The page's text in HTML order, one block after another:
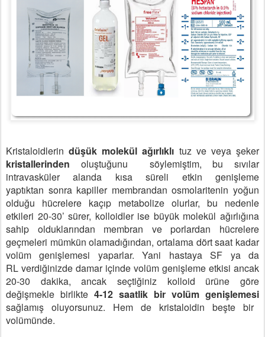
Kristaloidlerindüşük molekül ağırlıklı tuz ve veya şeker
kristallerinden oluştuğunu
söylemiştim, bu sıvılar
intravasküler alanda kısa süreli etkin genişleme
yaptıktan sonra kapiller membrandan osmolaritenin yoğun
olduğu hücrelere kaçıp metabolize olurlar, bu nedenle
etkileri 20-30’ sürer, kolloidler ise büyük molekül ağırlığına
sahip olduklarından membran ve porlardan hücrelere
geçmeleri mümkün olamadığından, ortalama dört saat kadar
volüm genişlemesi yaparlar. Yani hastaya SF ya da
RL verdiğinizde damar içinde volüm genişleme etkisi ancak
20-30 dakika, ancak seçtiğiniz kolloid ürüne göre
değişmekle birlikte 4-12 saatlik bir volüm genişlemesi
sağlamış oluyorsunuz. Hem de kristaloidin beşte bir
volümünde.